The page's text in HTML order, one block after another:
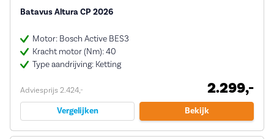
Batavus Altura CP 2026
Motor: Bosch Active BES3
Kracht motor (Nm): 40
Type aandrijving: Ketting
Adviesprijs 2.424,- 2.299,-
Vergelijken Bekijk